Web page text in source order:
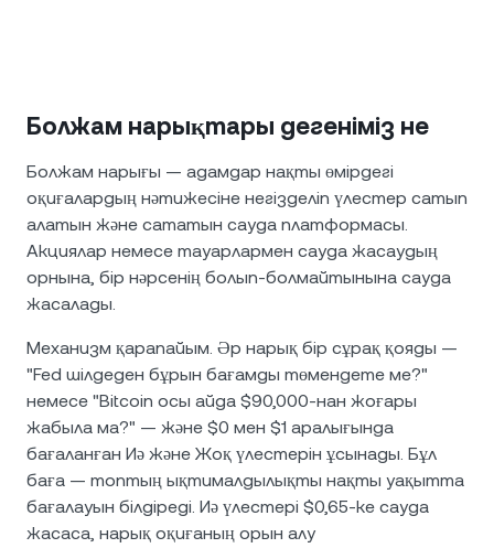
Болжам нарықтары дегеніміз не
Болжам нарығы — адамдар нақты өмірдегі
оқиғалардың нәтижесіне негізделіп үлестер сатып
алатын және сататын сауда платформасы.
Акциялар немесе тауарлармен сауда жасаудың
орнына, бір нәрсенің болып-болмайтынына сауда
жасалады.
Механизм қарапайым. Әр нарық бір сұрақ қояды —
"Fed шілдеден бұрын бағамды төмендете ме?"
немесе "Bitcoin осы айда $90,000-нан жоғары
жабыла ма?" — және $0 мен $1 аралығында
бағаланған Иә және Жоқ үлестерін ұсынады. Бұл
баға — топтың ықтималдылықты нақты уақытта
бағалауын білдіреді. Иә үлестері $0,65-ке сауда
жасаса, нарық оқиғаның орын алу